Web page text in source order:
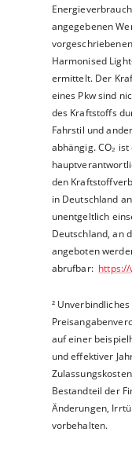
angegebenen
Harmonised
ermittelt. Der
eines Pkw sind
des Kraftstoffs
Fahrstil und
abhängig. CO₂
den
in Deutschland
unentgeltlich
Deutschland, an
angeboten
abrufbar:
²
auf einer
und effektiver
Bestandteil der
Änderungen,
vorbehalten.